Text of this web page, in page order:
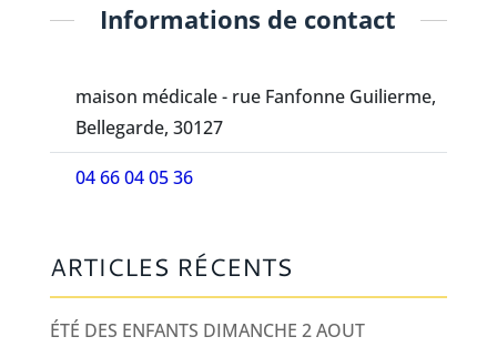
Informations de contact
maison médicale - rue Fanfonne Guilierme,
Bellegarde, 30127
04 66 04 05 36
ARTICLES RÉCENTS
ÉTÉ DES ENFANTS DIMANCHE 2 AOUT